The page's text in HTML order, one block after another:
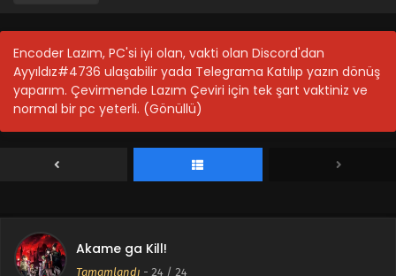
Encoder Lazım, PC'si iyi olan, vakti olan Discord'dan
Ayyıldız#4736 ulaşabilir yada Telegrama Katılıp yazın dönüş
yaparım. Çevirmende Lazım Çeviri için tek şart vaktiniz ve
normal bir pc yeterli. (Gönüllü)
Akame ga Kill!
Tamamlandı - 24 / 24